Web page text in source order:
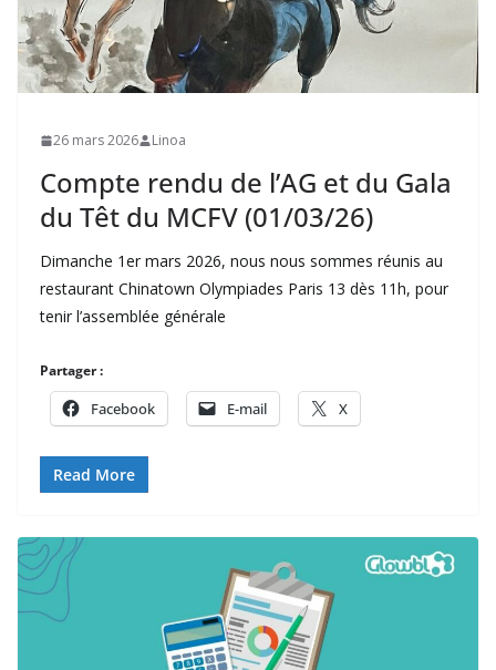
26 mars 2026 Linoa
Compte rendu de l’AG et du Gala
du Têt du MCFV (01/03/26)
Dimanche 1er mars 2026, nous nous sommes réunis au
restaurant Chinatown Olympiades Paris 13 dès 11h, pour
tenir l’assemblée générale
Partager :
Facebook E-mail X
Read More